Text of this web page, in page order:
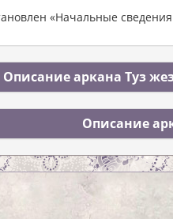
«Начальные
Описание аркана Туз
Описание